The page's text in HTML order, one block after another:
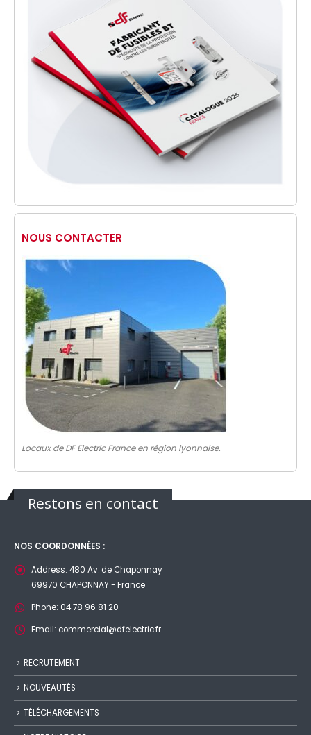
NOUS CONTACTER
Locaux de DF Electric France en région lyonnaise.
Restons en contact
NOS COORDONNÉES :
Address: 480 Av. de Chaponnay
69970 CHAPONNAY - France
Phone: 04 78 96 81 20
Email: commercial@dfelectric.fr
RECRUTEMENT
NOUVEAUTÉS
TÉLÉCHARGEMENTS